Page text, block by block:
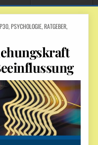
,PSYCHOLOGIE,RATGEBER,